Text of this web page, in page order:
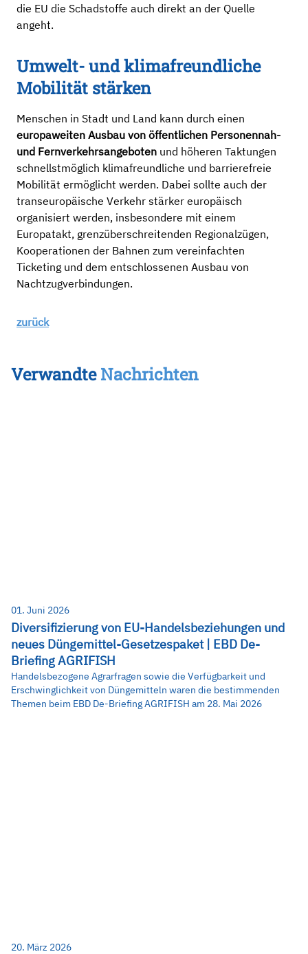
die EU die Schadstoffe auch direkt an der Quelle
angeht.
Umwelt- und klimafreundliche
Mobilität stärken
Menschen in Stadt und Land kann durch einen
europaweiten Ausbau von öffentlichen Personennah-
und Fernverkehrsangeboten und höheren Taktungen
schnellstmöglich klimafreundliche und barrierefreie
Mobilität ermöglicht werden. Dabei sollte auch der
transeuropäische Verkehr stärker europäisch
organisiert werden, insbesondere mit einem
Europatakt, grenzüberschreitenden Regionalzügen,
Kooperationen der Bahnen zum vereinfachten
Ticketing und dem entschlossenen Ausbau von
Nachtzugverbindungen.
zurück
VerwandteNachrichten
01. Juni 2026
Diversifizierung von EU-Handelsbeziehungen und
neues Düngemittel-Gesetzespaket | EBD De-
Briefing AGRIFISH
Handelsbezogene Agrarfragen sowie die Verfügbarkeit und
Erschwinglichkeit von Düngemitteln waren die bestimmenden
Themen beim EBD De-Briefing AGRIFISH am 28. Mai 2026
20. März 2026